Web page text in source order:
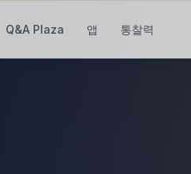
Q&A Plaza 앱 통찰력